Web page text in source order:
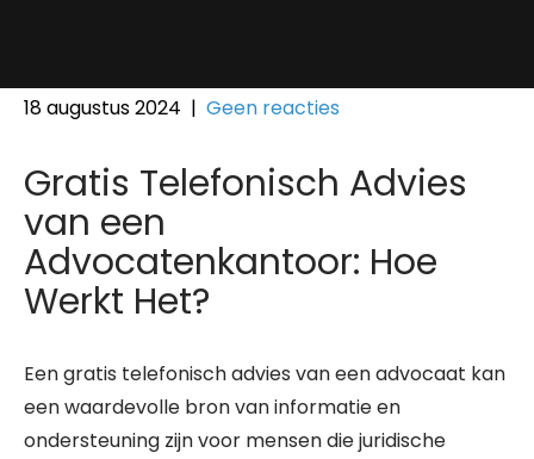
18 augustus 2024 | Geen reacties
Gratis Telefonisch Advies
van een
Advocatenkantoor: Hoe
Werkt Het?
Een gratis telefonisch advies van een advocaat kan
een waardevolle bron van informatie en
ondersteuning zijn voor mensen die juridische